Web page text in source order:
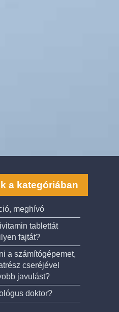
a kategóriában
meghívó
tablettát
fajtát?
a számítógépemet,
cseréjével
javulást?
doktor?